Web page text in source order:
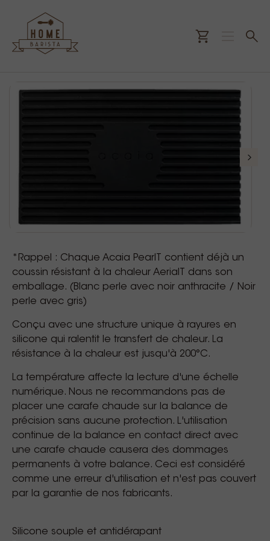
*Rappel : Chaque Acaia PearlT contient déjà un
coussin résistant à la chaleur AerialT dans son
emballage. (Blanc perle avec noir anthracite / Noir
perle avec gris)
Conçu avec une structure unique à rayures en
silicone qui ralentit le transfert de chaleur. La
résistance à la chaleur est jusqu'à 200°C.
La température affecte la lecture d'une échelle
numérique. Nous ne recommandons pas de
placer une carafe chaude sur la balance de
précision sans aucune protection. L'utilisation
continue de la balance en contact direct avec
une carafe chaude causera des dommages
permanents à votre balance. Ceci est considéré
comme une erreur d'utilisation et n'est pas couvert
par la garantie de nos fabricants.
Silicone souple et antidérapant